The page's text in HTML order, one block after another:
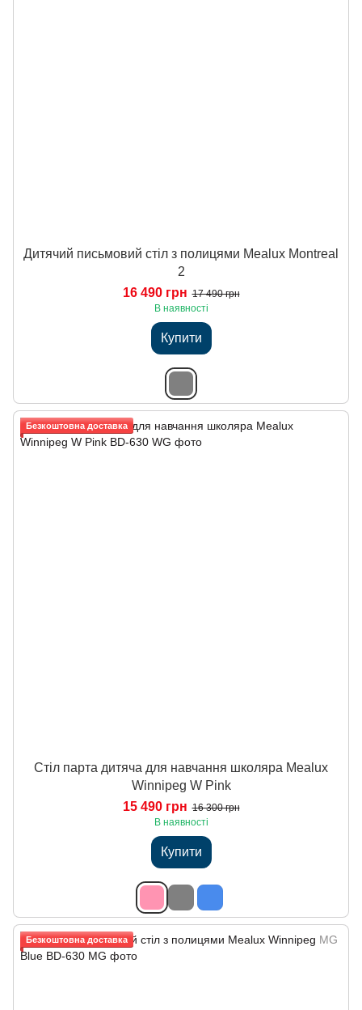
Дитячий письмовий стіл з полицями Mealux Montreal
2
16 490 грн 17 490 грн
В наявності
Купити
Безкоштовна доставка
Стіл парта дитяча для навчання школяра Mealux
Winnipeg W Pink
15 490 грн 16 300 грн
В наявності
Купити
Безкоштовна доставка